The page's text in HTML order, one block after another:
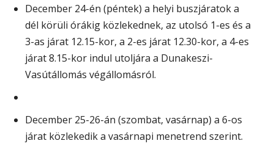
December 24-én (péntek) a helyi buszjáratok a
dél körüli órákig közlekednek, az utolsó 1-es és a
3-as járat 12.15-kor, a 2-es járat 12.30-kor, a 4-es
járat 8.15-kor indul utoljára a Dunakeszi-
Vasútállomás végállomásról.
December 25-26-án (szombat, vasárnap) a 6-os
járat közlekedik a vasárnapi menetrend szerint.